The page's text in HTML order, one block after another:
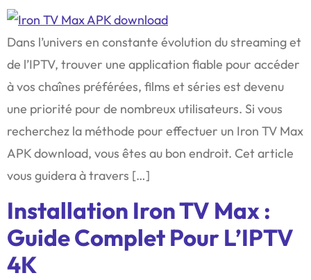
Dans l’univers en constante évolution du streaming et
de l’IPTV, trouver une application fiable pour accéder
à vos chaînes préférées, films et séries est devenu
une priorité pour de nombreux utilisateurs. Si vous
recherchez la méthode pour effectuer un Iron TV Max
APK download, vous êtes au bon endroit. Cet article
vous guidera à travers […]
Installation Iron TV Max :
Guide Complet Pour L’IPTV
4K